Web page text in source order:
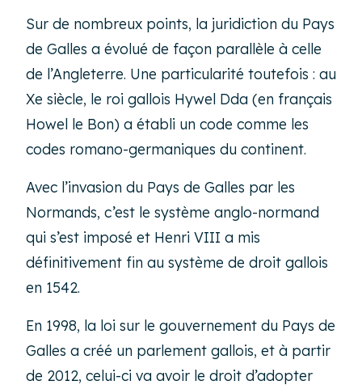
Sur de nombreux points, la juridiction du Pays
de Galles a évolué de façon parallèle à celle
de l’Angleterre. Une particularité toutefois : au
Xe siècle, le roi gallois Hywel Dda (en français
Howel le Bon) a établi un code comme les
codes romano-germaniques du continent.
Avec l’invasion du Pays de Galles par les
Normands, c’est le système anglo-normand
qui s’est imposé et Henri VIII a mis
définitivement fin au système de droit gallois
en 1542.
En 1998, la loi sur le gouvernement du Pays de
Galles a créé un parlement gallois, et à partir
de 2012, celui-ci va avoir le droit d’adopter